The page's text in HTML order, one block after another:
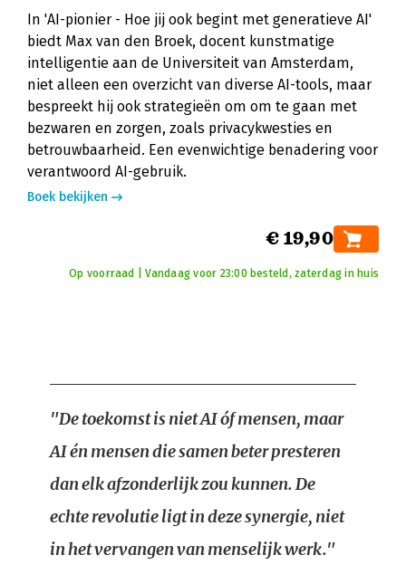
In 'AI-pionier - Hoe jij ook begint met generatieve AI'
biedt Max van den Broek, docent kunstmatige
intelligentie aan de Universiteit van Amsterdam,
niet alleen een overzicht van diverse AI-tools, maar
bespreekt hij ook strategieën om om te gaan met
bezwaren en zorgen, zoals privacykwesties en
betrouwbaarheid. Een evenwichtige benadering voor
verantwoord AI-gebruik.
Boek bekijken
€ 19,90
Op voorraad | Vandaag voor 23:00 besteld, zaterdag in huis
"De toekomst is niet AI óf mensen, maar
AI én mensen die samen beter presteren
dan elk afzonderlijk zou kunnen. De
echte revolutie ligt in deze synergie, niet
in het vervangen van menselijk werk."